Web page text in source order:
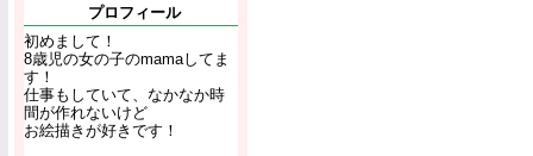
プロフィール
初めまして！
8歳児の女の子のmamaしてま
す！
仕事もしていて、なかなか時
間が作れないけど
お絵描きが好きです！